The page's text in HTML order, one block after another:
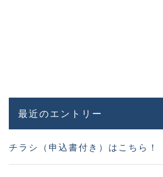
最近のエントリー
チラシ（申込書付き）はこちら！